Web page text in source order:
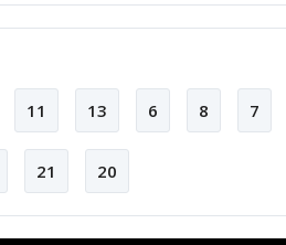
11 13 6 8 7
21 20